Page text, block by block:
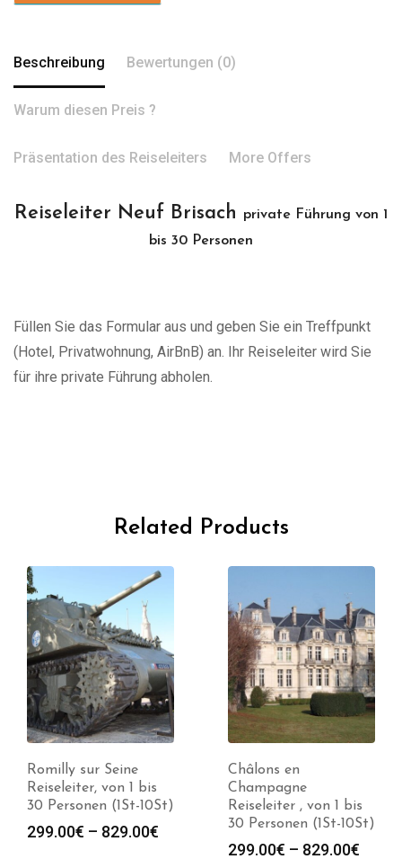
Beschreibung Bewertungen (0)
Warum diesen Preis ?
Präsentation des Reiseleiters More Offers
Reiseleiter Neuf Brisach
private Führung von 1
bis 30 Personen
Füllen Sie das Formular aus und geben Sie ein Treffpunkt
(Hotel, Privatwohnung, AirBnB) an. Ihr Reiseleiter wird Sie
für ihre private Führung abholen.
Related Products
Châlons en
Champagne
Reiseleiter , von 1 bis
30 Personen (1St-10St)
Preisspanne:
Colmar Reiseleiter ,
von 1 bis 30 Personen
(1St-10St)
299.00€ –829.00€